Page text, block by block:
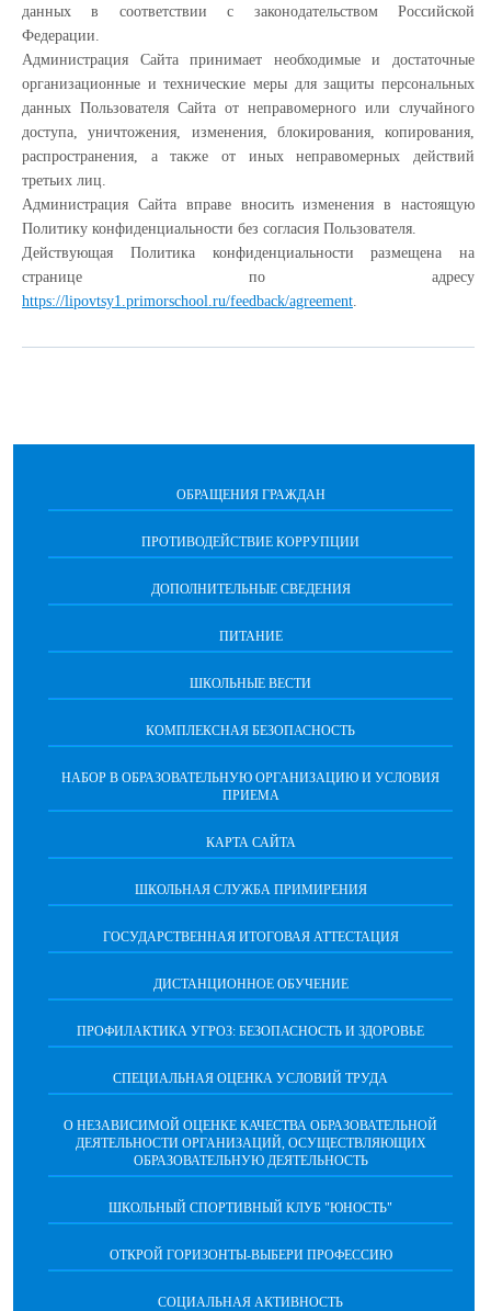
данных в соответствии с законодательством Российской
Федерации.
Администрация Сайта принимает необходимые и достаточные
организационные и технические меры для защиты персональных
данных Пользователя Сайта от неправомерного или случайного
доступа, уничтожения, изменения, блокирования, копирования,
распространения, а также от иных неправомерных действий
третьих лиц.
Администрация Сайта вправе вносить изменения в настоящую
Политику конфиденциальности без согласия Пользователя.
Действующая Политика конфиденциальности размещена на
странице по адресу
https://lipovtsy1.primorschool.ru/feedback/agreement.
ОБРАЩЕНИЯ ГРАЖДАН
ПРОТИВОДЕЙСТВИЕ КОРРУПЦИИ
ДОПОЛНИТЕЛЬНЫЕ СВЕДЕНИЯ
ПИТАНИЕ
ШКОЛЬНЫЕ ВЕСТИ
КОМПЛЕКСНАЯ БЕЗОПАСНОСТЬ
НАБОР В ОБРАЗОВАТЕЛЬНУЮ ОРГАНИЗАЦИЮ И УСЛОВИЯ
ПРИЕМА
КАРТА САЙТА
ШКОЛЬНАЯ СЛУЖБА ПРИМИРЕНИЯ
ГОСУДАРСТВЕННАЯ ИТОГОВАЯ АТТЕСТАЦИЯ
ДИСТАНЦИОННОЕ ОБУЧЕНИЕ
ПРОФИЛАКТИКА УГРОЗ: БЕЗОПАСНОСТЬ И ЗДОРОВЬЕ
СПЕЦИАЛЬНАЯ ОЦЕНКА УСЛОВИЙ ТРУДА
О НЕЗАВИСИМОЙ ОЦЕНКЕ КАЧЕСТВА ОБРАЗОВАТЕЛЬНОЙ
ДЕЯТЕЛЬНОСТИ ОРГАНИЗАЦИЙ, ОСУЩЕСТВЛЯЮЩИХ
ОБРАЗОВАТЕЛЬНУЮ ДЕЯТЕЛЬНОСТЬ
ШКОЛЬНЫЙ СПОРТИВНЫЙ КЛУБ "ЮНОСТЬ"
ОТКРОЙ ГОРИЗОНТЫ-ВЫБЕРИ ПРОФЕССИЮ
СОЦИАЛЬНАЯ АКТИВНОСТЬ